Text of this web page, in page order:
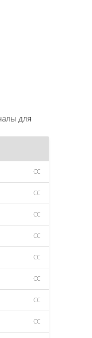
для
CC
CC
CC
CC
CC
CC
CC
CC